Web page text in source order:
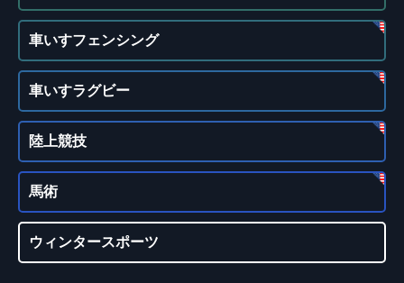
車いすフェンシング
車いすラグビー
陸上競技
馬術
ウィンタースポーツ